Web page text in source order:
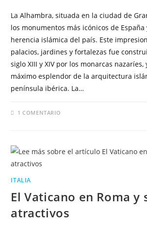
La Alhambra, situada en la ciudad de
los monumentos más icónicos de
herencia islámica del país. Este
palacios, jardines y fortalezas fue
siglo XIII y XIV por los monarcas
máximo esplendor de la arquitectura
península ibérica. La…
1 COMENTARIO
ITALIA
El Vaticano en Roma y
atractivos